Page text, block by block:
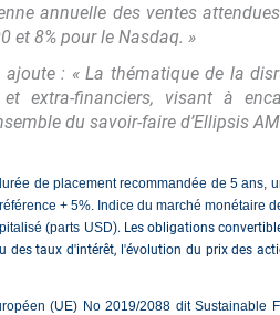
annuelle des ventes
et 8% pour le Nasdaq. »
ajoute : « La thématique de la
extra-financiers, visant à
du savoir-faire d’Ellipsis
de placement recommandée de 5 ans,
+ 5%. Indice du marché monétaire
(parts USD). Les obligations
des taux d'intérêt, l'évolution du prix des
(UE) No 2019/2088 dit Sustainable